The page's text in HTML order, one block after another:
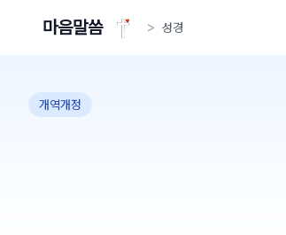
마음말씀 > 성경
개역개정